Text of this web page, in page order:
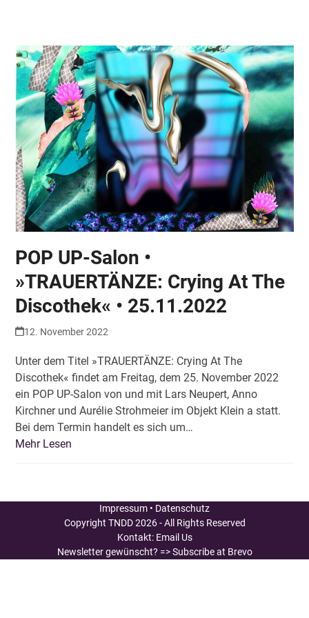
menu
menu
POP UP-Salon •
»TRAUERTÄNZE: Crying At The
Discothek« • 25.11.2022
12. November 2022
Unter dem Titel »TRAUERTÄNZE: Crying At The
Discothek« findet am Freitag, dem 25. November 2022
ein POP UP-Salon von und mit Lars Neupert, Anno
Kirchner und Aurélie Strohmeier im Objekt Klein a statt.
Bei dem Termin handelt es sich um…
Mehr Lesen
Impressum • Datenschutz
Copyright TNDD2026 - All Rights Reserved
Kontakt: Email Us
Newsletter gewünscht? => Subscribe at Brevo